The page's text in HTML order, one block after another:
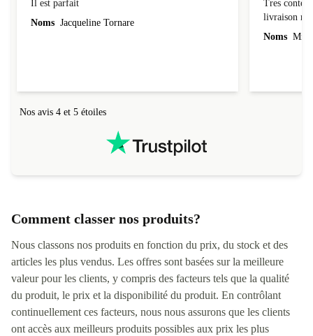
Il est parfait
Noms Jacqueline Tornare
Tres
Noms
Nos avis 4 et 5 étoiles
Comment classer nos produits?
Nous classons nos produits en fonction du prix, du stock et des
articles les plus vendus. Les offres sont basées sur la meilleure
valeur pour les clients, y compris des facteurs tels que la qualité
du produit, le prix et la disponibilité du produit. En contrôlant
continuellement ces facteurs, nous nous assurons que les clients
ont accès aux meilleurs produits possibles aux prix les plus